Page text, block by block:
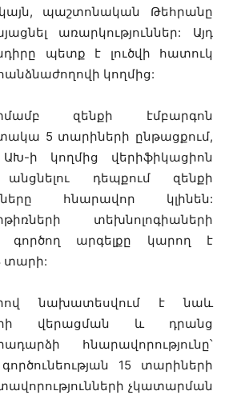
պաշտոնական Թեհրանը
առարկություններ: Այդ
պետք է լուծվի հատուկ
կողմից:
զենքի էմբարգոն
5 տարիների ընթացքում,
ի կողմից վերիֆիկացիոն
անցնելու դեպքում զենքի
հնարավոր կլինեն:
տեխնոլոգիաների
գործող արգելքը կարող է
տարի:
նախատեսվում է նաև
վերացման և դրանց
հնարավորությունը՝
15 տարիների
չկատարման